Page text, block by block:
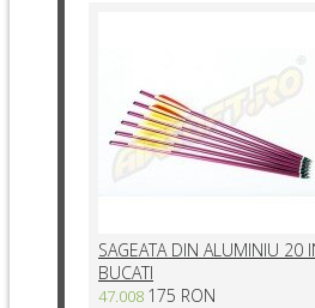
SAGEATA DIN ALUMINIU 20
BUCATI
47.008 175 RON